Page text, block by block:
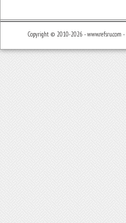
Copyright © 2010-2026 - www.refsru.com